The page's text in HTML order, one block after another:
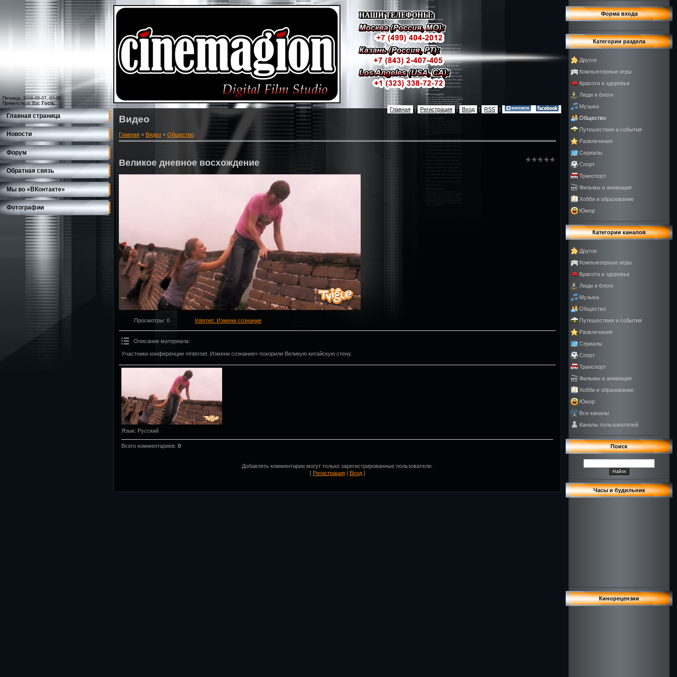
Пятница, 2026-08-07, 07:00
Приветствую Вас Гость
Главная | Регистрация | Вход | RSS |
Главная страница
Новости
Форум
Обратная связь
Мы во «ВКонтакте»
Фотографии
Видео
Главная » Видео » Общество
Великое дневное восхождение
Просмотры: 0 Internet. Измени сознание
Описание материала:
Участники конференции «Internet. Измени сознание» покорили Великую китайскую стену.
Язык: Русский
Всего комментариев: 0
Добавлять комментарии могут только зарегистрированные пользователи.
[ Регистрация| Вход]
Форма входа
Категории раздела
Другое
Компьютерные игры
Красота и здоровье
Люди и блоги
Музыка
Общество
Путешествия и события
Развлечения
Сериалы
Спорт
Транспорт
Фильмы и анимация
Хобби и образование
Юмор
Категории каналов
Другое
Компьютерные игры
Красота и здоровье
Люди и блоги
Музыка
Общество
Путешествия и события
Развлечения
Сериалы
Спорт
Транспорт
Фильмы и анимация
Хобби и образование
Юмор
Все каналы
Каналы пользователей
Поиск
Часы и будильник
Кинорецензии